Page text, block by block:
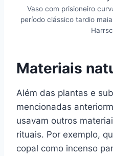
Vaso com prisioneiro
período clássico tardio
Materiais
Além das plantas e
mencionadas
usavam outros
rituais. Por exemplo,
copal como incenso